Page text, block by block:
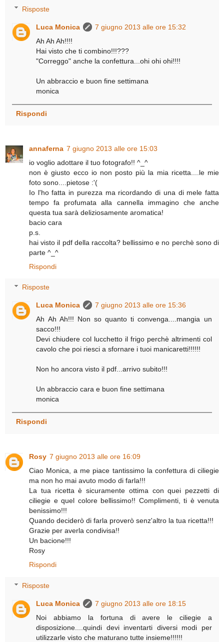
Risposte
Luca Monica
7 giugno 2013 alle ore 15:32
Ah Ah Ah!!!!
Hai visto che ti combino!!!???
"Correggo" anche la confettura...ohi ohi ohi!!!!
Un abbraccio e buon fine settimana
monica
Rispondi
annaferna 7 giugno 2013 alle ore 15:03
io voglio adottare il tuo fotografo!! ^_^
non è giusto ecco io non posto più la mia ricetta....le mie
foto sono....pietose :'(
Io l'ho fatta in purezza ma ricordando di una di mele fatta
tempo fa profumata alla cannella immagino che anche
questa tua sarà deliziosamente aromatica!
bacio cara
p.s.
hai visto il pdf della raccolta? bellissimo e no perchè sono di
parte ^_^
Rispondi
Risposte
Luca Monica
7 giugno 2013 alle ore 15:36
Ah Ah Ah!!! Non so quanto ti convenga....mangia un
sacco!!!
Devi chiudere col lucchetto il frigo perchè altrimenti col
cavolo che poi riesci a sfornare i tuoi manicaretti!!!!!!
Non ho ancora visto il pdf...arrivo subito!!!
Un abbraccio cara e buon fine settimana
monica
Rispondi
Rosy 7 giugno 2013 alle ore 16:09
Ciao Monica, a me piace tantissimo la confettura di ciliegie
ma non ho mai avuto modo di farla!!!
La tua ricetta è sicuramente ottima con quei pezzetti di
ciliegie e quel colore bellissimo!! Complimenti, ti è venuta
benissimo!!!
Quando deciderò di farla proverò senz'altro la tua ricetta!!!
Grazie per averla condivisa!!
Un bacione!!!
Rosy
Rispondi
Risposte
Luca Monica
7 giugno 2013 alle ore 18:15
Noi abbiamo la fortuna di avere le ciliegie a
disposizione....quindi devi inventarti diversi modi per
utilizzarle visto che maturano tutte insieme!!!!!!